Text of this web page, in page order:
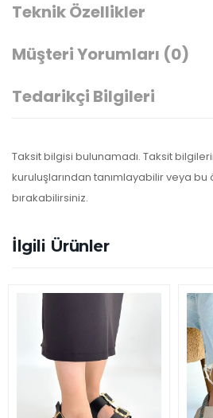
Teknik Özellikler
Müşteri Yorumları (0)
Tedarikçi Bilgileri
Taksit bilgisi bulunamadı. Taksit
kuruluşlarından tanımlayabilir veya bu
bırakabilirsiniz.
İlgili Ürünler